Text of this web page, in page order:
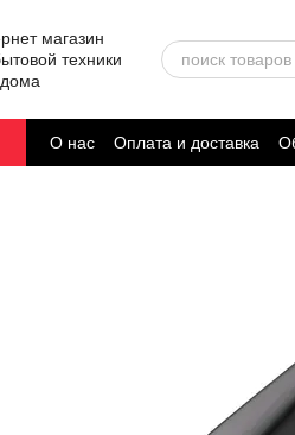
О нас Оплата и доставка
Договор публичной оферты